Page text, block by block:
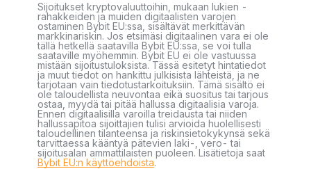
Sijoitukset kryptovaluuttoihin, mukaan lukien -
rahakkeiden ja muiden digitaalisten varojen
ostaminen Bybit EU:ssa, sisältävät merkittävän
markkinariskin. Jos etsimäsi digitaalinen vara ei ole
tällä hetkellä saatavilla Bybit EU:ssa, se voi tulla
saataville myöhemmin. Bybit EU ei ole vastuussa
mistään sijoitustuloksista. Tässä esitetyt hintatiedot
ja muut tiedot on hankittu julkisista lähteistä, ja ne
tarjotaan vain tiedotustarkoituksiin. Tämä sisältö ei
ole taloudellista neuvontaa eikä suositus tai tarjous
ostaa, myydä tai pitää hallussa digitaalisia varoja.
Ennen digitaalisilla varoilla treidausta tai niiden
hallussapitoa sijoittajien tulisi arvioida huolellisesti
taloudellinen tilanteensa ja riskinsietokykynsä sekä
tarvittaessa kääntyä pätevien laki-, vero- tai
sijoitusalan ammattilaisten puoleen. Lisätietoja saat
Bybit EU:n käyttöehdoista.